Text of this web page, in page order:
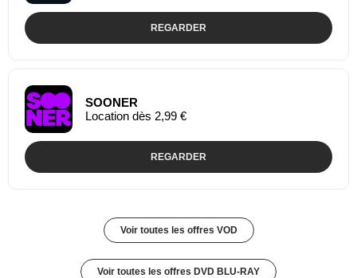
REGARDER
SOONER
Location dès 2,99 €
REGARDER
Voir toutes les offres VOD
Voir toutes les offres DVD BLU-RAY